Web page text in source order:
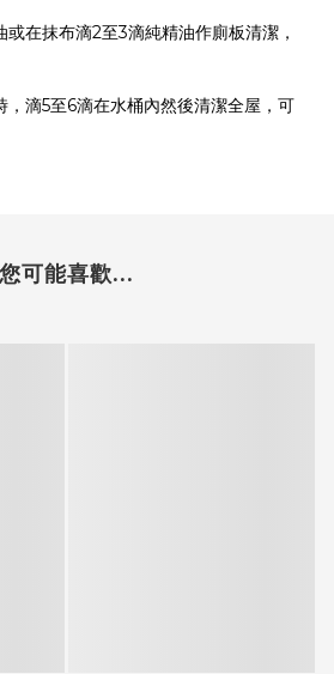
或在抹布滴2至3滴純精油作廁板清潔，
，滴5至6滴在水桶內然後清潔全屋 ，可
您可能喜歡...